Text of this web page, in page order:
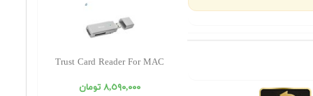
Trust Card Reader For MAC
٨,٥٩٠,٠٠٠ تومان